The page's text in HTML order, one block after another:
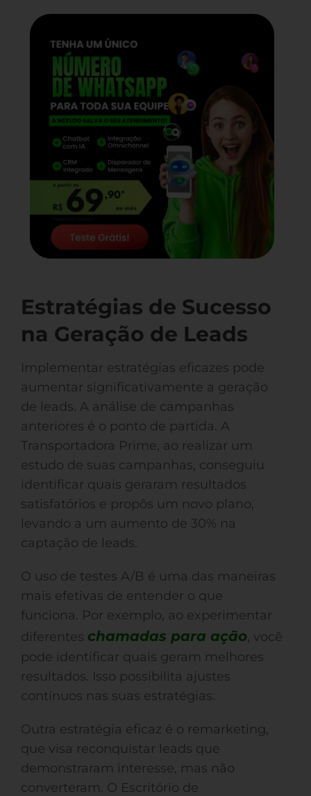
Estratégias de Sucesso
na Geração de Leads
Implementar estratégias eficazes pode
aumentar significativamente a geração
de leads. A análise de campanhas
anteriores é o ponto de partida. A
Transportadora Prime, ao realizar um
estudo de suas campanhas, conseguiu
identificar quais geraram resultados
satisfatórios e propôs um novo plano,
levando a um aumento de 30% na
captação de leads.
O uso de testes A/B é uma das maneiras
mais efetivas de entender o que
funciona. Por exemplo, ao experimentar
diferentes chamadas para ação, você
pode identificar quais geram melhores
resultados. Isso possibilita ajustes
contínuos nas suas estratégias.
Outra estratégia eficaz é o remarketing,
que visa reconquistar leads que
demonstraram interesse, mas não
converteram. O Escritório de